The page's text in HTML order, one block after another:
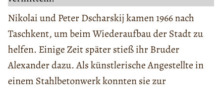
Nikolai und Peter Dscharskij kamen 1966 nach
Taschkent, um beim Wiederaufbau der Stadt zu
helfen. Einige Zeit später stieß ihr Bruder
Alexander dazu. Als künstlerische Angestellte in
einem Stahlbetonwerk konnten sie zur